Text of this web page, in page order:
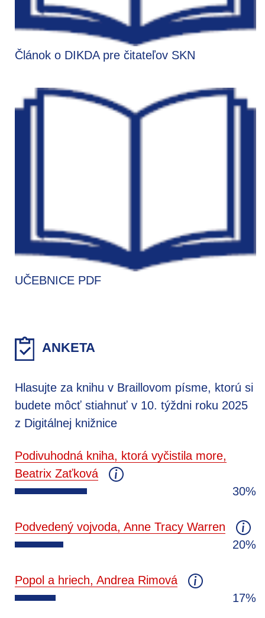
Článok o DIKDA pre čitateľov SKN
UČEBNICE PDF
ANKETA
Hlasujte za knihu v Braillovom písme, ktorú si
budete môcť stiahnuť v 10. týždni roku 2025
z Digitálnej knižnice
Podivuhodná kniha, ktorá vyčistila more,
Beatrix Zaťková
30%
Podvedený vojvoda, Anne Tracy Warren
20%
Popol a hriech, Andrea Rimová
17%